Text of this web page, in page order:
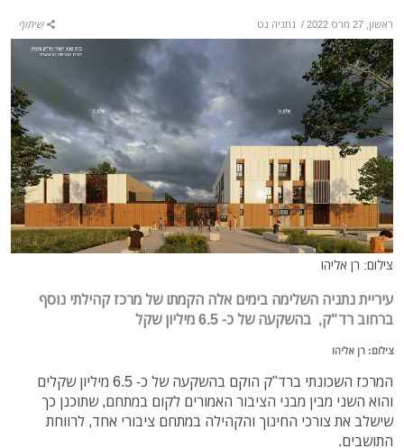
ראשון, 27 מרס 2022 / נתניה נט שיתוף
צילום: רן אליהו
עיריית נתניה השלימה בימים אלה הקמתו של מרכז קהילתי נוסף
ברחוב רד"ק, בהשקעה של כ- 6.5 מיליון שקל
צילום: רן אליהו
המרכז השכונתי ברד"ק הוקם בהשקעה של כ- 6.5 מיליון שקלים
והוא השני מבין מבני הציבור האמורים לקום במתחם, שתוכנן כך
שישלב את צורכי החינוך והקהילה במתחם ציבורי אחד, לרווחת
התושבים.